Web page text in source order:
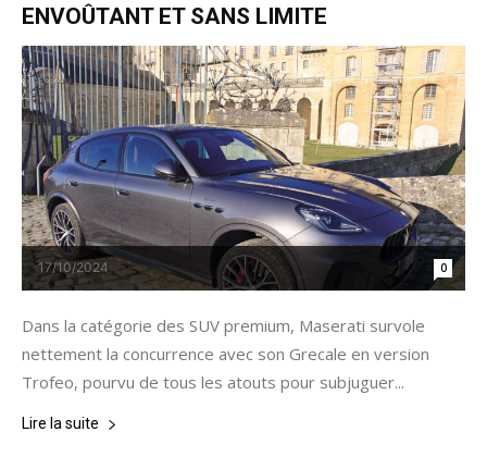
ENVOÛTANT ET SANS LIMITE
17/10/2024 0
Dans la catégorie des SUV premium, Maserati survole
nettement la concurrence avec son Grecale en version
Trofeo, pourvu de tous les atouts pour subjuguer...
Lire la suite